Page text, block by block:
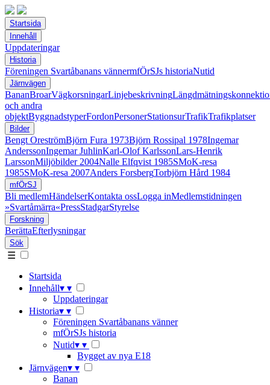
Startsida
Innehåll
Uppdateringar
Historia
Föreningen Svartåbanans vännermfÖrSJs historiaNutid
Järnvägen
BananBroarVägkorsningarLinjebeskrivning
och andra
objektByggnadstyperFordonPersonerStationsurTrafikTrafikplatser
Bilder
Bengt OreströmBjörn Fura 1973Björn Rossipal 1978Ingemar
AnderssonIngemar JuhlinKarl-Olof KarlssonLars-Henrik
LarssonMiljöbilder 2004Nalle Elfqvist 1985SMoK-resa
1985SMoK-resa 2007Anders ForsbergTorbjörn Hård 1984
mfÖrSJ
Bli medlemHändelserKontakta ossLogga inMedlemstidningen
»Svartåmärra«PressStadgarStyrelse
Forskning
BerättaEfterlysningar
Sök
☰
Startsida
Innehåll▾ ▾
Uppdateringar
Historia▾ ▾
Föreningen Svartåbanans vänner
mfÖrSJs historia
Nutid▾ ▾
Bygget av nya E18
Järnvägen▾ ▾
Banan